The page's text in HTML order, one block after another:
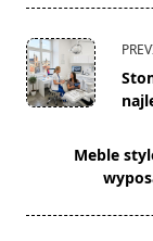
<span
class="nav-
subtitle
reader-
text">Page</
Meble